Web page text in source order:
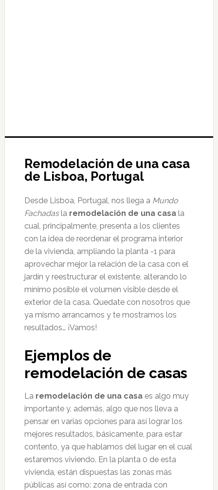
Remodelación de una casa
de Lisboa, Portugal
Desde Lisboa, Portugal, nos llega a Mundo
Fachadaslaremodelación de una casala
cual, principalmente, presenta a los clientes
con la idea de reordenar el programa interior
de la vivienda, ampliando la planta -1 para
aprovechar mejor la relación de la casa con el
jardín y reestructurar el existente, alterando lo
mínimo posible el volumen visible desde el
exterior de la casa. Quedate con nosotros que
ya mismo arrancamos y te mostramos los
resultados… ¡Vamos!
Ejemplos de
remodelación de casas
La remodelación de una casaes algo muy
importante y, además, algo que nos lleva a
pensar en varias opciones para así lograr los
mejores resultados, básicamente, para estar
contento, ya que hablamos del lugar en el cual
estaremos viviendo. En la planta 0 de esta
vivienda, están dispuestas las zonas más
públicas así como: zona de entrada con